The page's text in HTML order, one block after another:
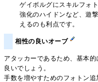
ゲイボルグにスキルフォ
強化のハイドンなど、遊
えるのも利点です。
相性の良いオーブ
アタッカーであるため、基本
良いでしょう。
手数を増やすためのフォトン